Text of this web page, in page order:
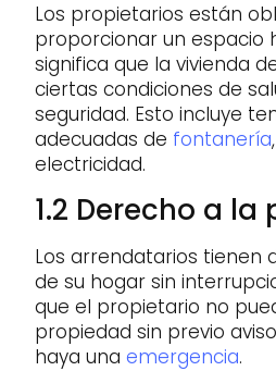
Los propietarios están
proporcionar un espacio
significa que la vivienda
ciertas condiciones de
seguridad. Esto incluye
adecuadas de fontanería
electricidad.
1.2 Derecho a
Los arrendatarios tienen
de su hogar sin
que el propietario no
propiedad sin previo
haya unaemergencia.